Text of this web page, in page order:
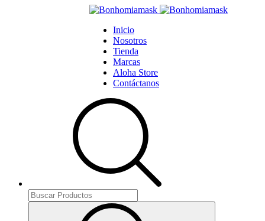
Inicio
Nosotros
Tienda
Marcas
Aloha Store
Contáctanos